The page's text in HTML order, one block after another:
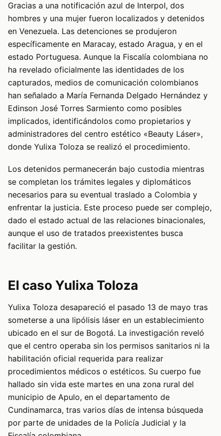
Gracias a una notificación azul de Interpol, dos
hombres y una mujer fueron localizados y detenidos
en Venezuela. Las detenciones se produjeron
específicamente en Maracay, estado Aragua, y en el
estado Portuguesa. Aunque la Fiscalía colombiana no
ha revelado oficialmente las identidades de los
capturados, medios de comunicación colombianos
han señalado a María Fernanda Delgado Hernández y
Edinson José Torres Sarmiento como posibles
implicados, identificándolos como propietarios y
administradores del centro estético «Beauty Láser»,
donde Yulixa Toloza se realizó el procedimiento.
Los detenidos permanecerán bajo custodia mientras
se completan los trámites legales y diplomáticos
necesarios para su eventual traslado a Colombia y
enfrentar la justicia. Este proceso puede ser complejo,
dado el estado actual de las relaciones binacionales,
aunque el uso de tratados preexistentes busca
facilitar la gestión.
El caso Yulixa Toloza
Yulixa Toloza desapareció el pasado 13 de mayo tras
someterse a una lipólisis láser en un establecimiento
ubicado en el sur de Bogotá. La investigación reveló
que el centro operaba sin los permisos sanitarios ni la
habilitación oficial requerida para realizar
procedimientos médicos o estéticos. Su cuerpo fue
hallado sin vida este martes en una zona rural del
municipio de Apulo, en el departamento de
Cundinamarca, tras varios días de intensa búsqueda
por parte de unidades de la Policía Judicial y la